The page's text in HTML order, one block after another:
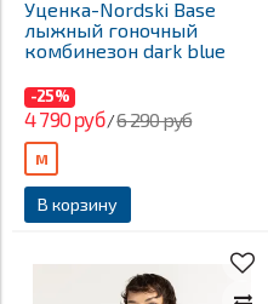
Уценка-Nordski Base
лыжный гоночный
комбинезон dark blue
-25%
4 790 руб/6 290 руб
В корзину
M